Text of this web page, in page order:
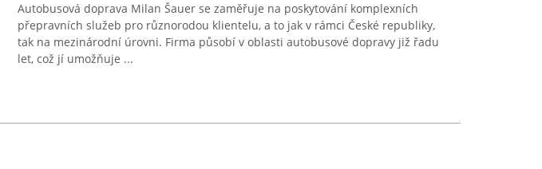
Autobusová doprava Milan Šauer se zaměřuje na poskytování komplexních
přepravních služeb pro různorodou klientelu, a to jak v rámci České republiky,
tak na mezinárodní úrovni. Firma působí v oblasti autobusové dopravy již řadu
let, což jí umožňuje ...